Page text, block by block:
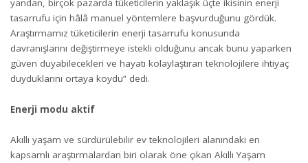
yandan, birçok pazarda tüketicilerin yaklaşık üçte ikisinin enerji
tasarrufu için hâlâ manuel yöntemlere başvurduğunu gördük.
Araştırmamız tüketicilerin enerji tasarrufu konusunda
davranışlarını değiştirmeye istekli olduğunu ancak bunu yaparken
güven duyabilecekleri ve hayatı kolaylaştıran teknolojilere ihtiyaç
duyduklarını ortaya koydu” dedi.
Enerji modu aktif
Akıllı yaşam ve sürdürülebilir ev teknolojileri alanındaki en
kapsamlı araştırmalardan biri olarak öne çıkan Akıllı Yaşam